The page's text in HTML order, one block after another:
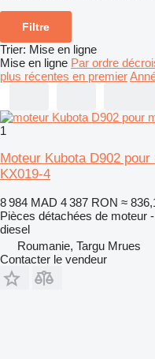
Filtre
Trier: Mise en ligne
Mise en ligne Par ordre
plus récentes en premier
1
Moteur Kubota D902
KX019-4
8 984 MAD 4 387 RON ≈
Pièces détachées de moteur
diesel
Roumanie, Targu Mrues
Contacter le vendeur